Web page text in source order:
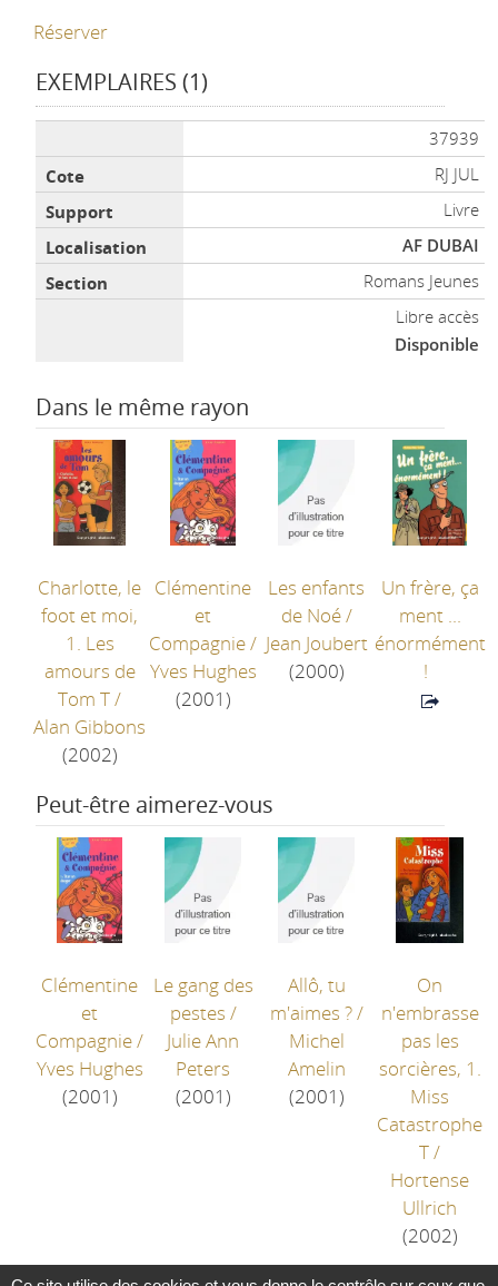
Réserver
EXEMPLAIRES (1)
37939
RJ JUL
Livre
AF DUBAI
Romans Jeunes
Libre accès
Disponible
Dans le même rayon
Charlotte, le
foot et moi,
1. Les
amours de
Tom T/
Alan Gibbons
(2002)
Clémentine
et
Compagnie/
Yves Hughes
(2001)
Les enfants
de Noé/
Jean Joubert
(2000)
Un frère, ça
ment ...
énormément
!
Peut-être aimerez-vous
Clémentine
et
Compagnie/
Yves Hughes
(2001)
Le gang des
pestes /
Julie Ann
Peters
(2001)
Allô, tu
m'aimes ?/
Michel
Amelin
(2001)
On
n'embrasse
pas les
sorcières, 1.
Miss
Catastrophe
T/
Hortense
Ullrich
(2002)